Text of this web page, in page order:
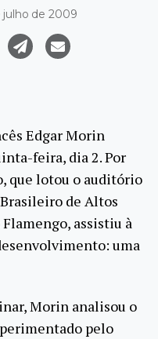
julho de 2009
Edgar Morin
feira, dia 2. Por
que lotou o auditório
de Altos
assistiu à
uma
Morin analisou o
pelo